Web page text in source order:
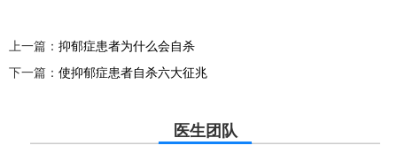
上一篇： 抑郁症患者为什么会自杀
下一篇： 使抑郁症患者自杀六大征兆
医生团队